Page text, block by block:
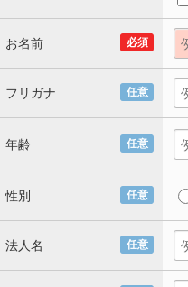
必須
お名前
任意
フリガナ
任意
年齢
任意
性別
任意
法人名